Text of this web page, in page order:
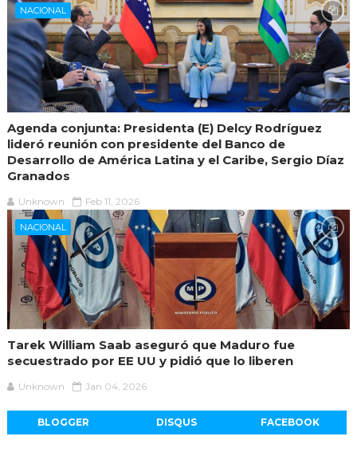
NACIONAL
Agenda conjunta: Presidenta (E) Delcy Rodríguez
lideró reunión con presidente del Banco de
Desarrollo de América Latina y el Caribe, Sergio Díaz
Granados
Unknown Feb 11, 2026
NACIONAL
Tarek William Saab aseguró que Maduro fue
secuestrado por EE UU y pidió que lo liberen
Unknown Jan 04, 2026
BLOGGER DISQUS FACEBOOK